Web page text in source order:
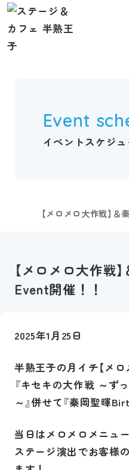
Event
イベントスケジ
【メロメロ大作戦】
【メロメロ大作戦
Event開催！！
2025年1月25日
半熟王子の月イチ【メロ
『キセキの大作戦 ～ず
～』併せて『秦岡聖暉
当日はメロメロメニュ
ステージ演出でお客様